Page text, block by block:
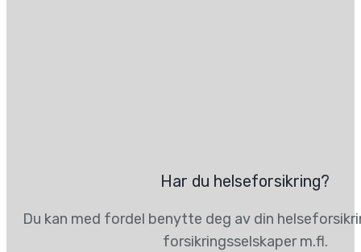
Har du helseforsikring?
Du kan med fordel benytte deg av din
forsikringsselskaper m.fl.